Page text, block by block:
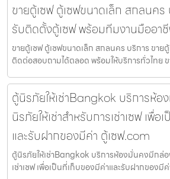
ขายตู้เซฟ ตู้เซฟขนาดเล็ก สกลนคร
รับติดตั้งตู้เซฟ พร้อมทีมงานมืออา
ขายตู้เซฟ ตู้เซฟขนาดเล็ก สกลนคร บริการ ขาย
ติดต่อสอบถามได้ตลอด พร้อมให้บริการทั่วไทย
ตู้นิรภัยให้เช่าBangkok บริการห้
นิรภัยให้เช่าสำหรับการเช่าเซฟ เพื่
และรับฝากของมีค่า ตู้เซฟ.com
ตู้นิรภัยให้เช่าBangkok บริการห้องมั่นคงมีกล่อ
เช่าเซฟ เพื่อเป็นที่เก็บของมีค่าและรับฝากของมี